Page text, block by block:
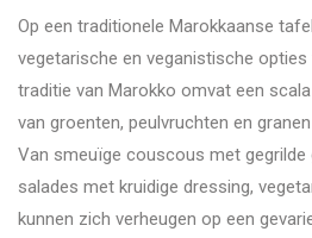
Op een traditionele Marokkaanse
vegetarische en veganistische opties
traditie van Marokko omvat een
van groenten, peulvruchten en
Van smeuïge couscous met gegrilde
salades met kruidige dressing,
kunnen zich verheugen op een